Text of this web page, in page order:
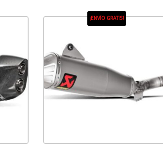
¡ENVÍO GRATIS!